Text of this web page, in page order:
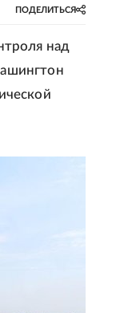
ПОДЕЛИТЬСЯ
над